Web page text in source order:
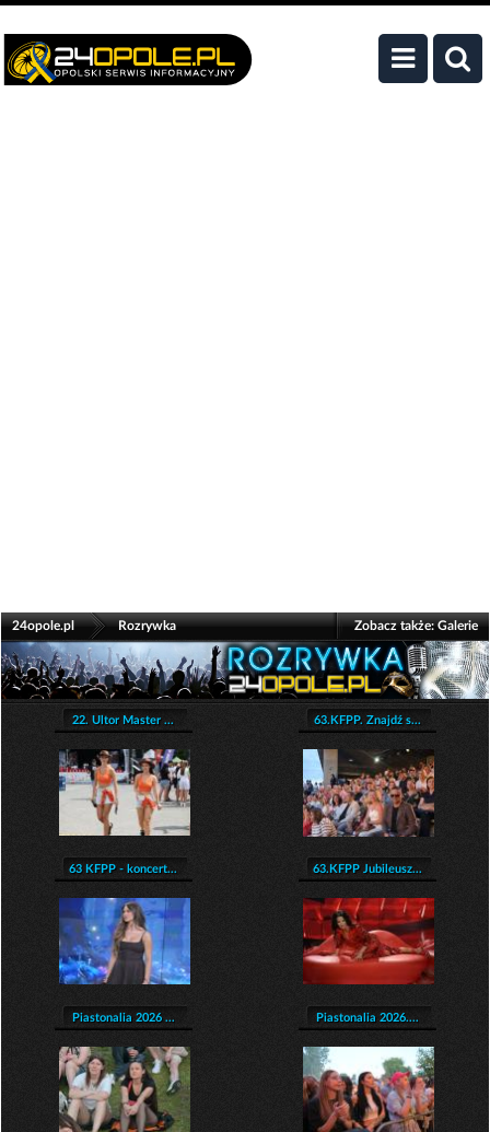
24opole.pl Rozrywka Zobacz także:Galerie
22. Ultor Master ... 63.KFPP. Znajdź s...
63 KFPP - koncert... 63.KFPP Jubileusz...
Piastonalia 2026 ... Piastonalia 2026....